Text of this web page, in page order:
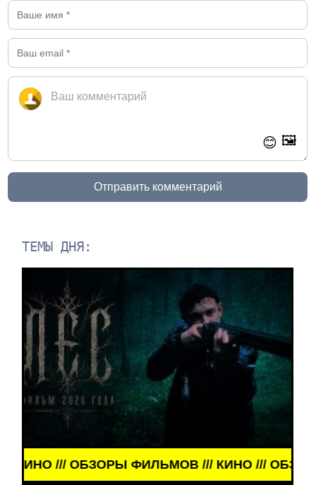
😊 🖼️
Отправить комментарий
ТЕМЫ ДНЯ:
ФИЛЬМОВ /// КИНО /// ОБЗОРЫ